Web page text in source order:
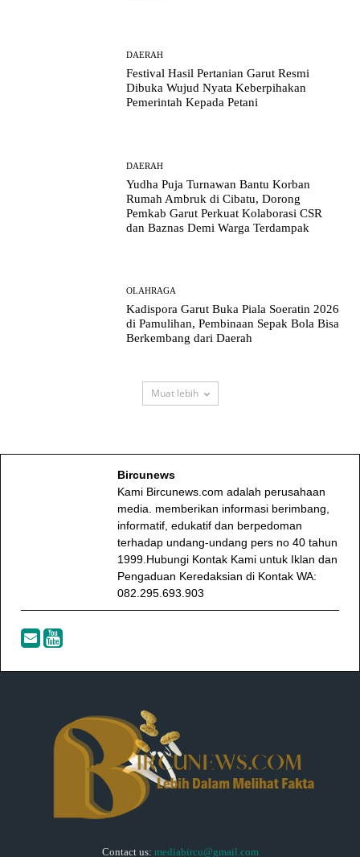
DAERAH
Festival Hasil Pertanian Garut Resmi
Dibuka Wujud Nyata Keberpihakan
Pemerintah Kepada Petani
DAERAH
Yudha Puja Turnawan Bantu Korban
Rumah Ambruk di Cibatu, Dorong
Pemkab Garut Perkuat Kolaborasi CSR
dan Baznas Demi Warga Terdampak
OLAHRAGA
Kadispora Garut Buka Piala Soeratin 2026
di Pamulihan, Pembinaan Sepak Bola Bisa
Berkembang dari Daerah
Muat lebih
Bircunews
Kami Bircunews.com adalah perusahaan
media. memberikan informasi berimbang,
informatif, edukatif dan berpedoman
terhadap undang-undang pers no 40 tahun
1999.Hubungi Kontak Kami untuk Iklan dan
Pengaduan Keredaksian di Kontak WA:
082.295.693.903
Contact us: mediabircu@gmail.com